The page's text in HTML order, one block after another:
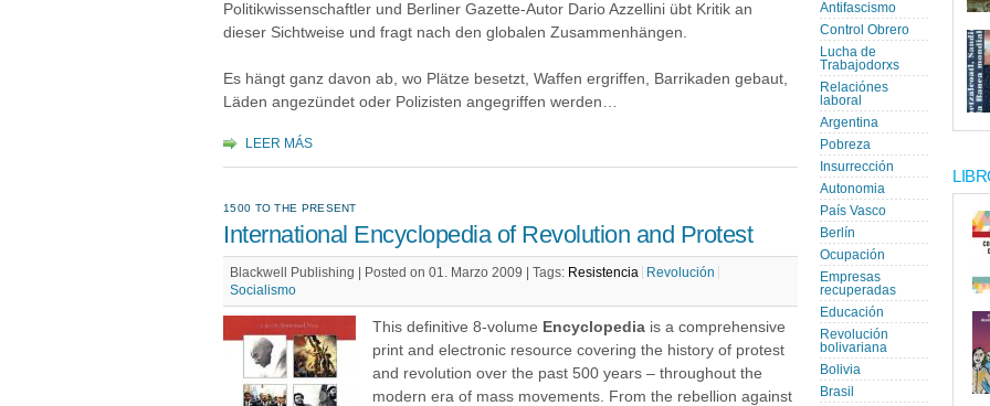
Politikwissenschaftler und Berliner Gazette-Autor Dario Azzellini übt Kritik an
dieser Sichtweise und fragt nach den globalen Zusammenhängen.
Es hängt ganz davon ab, wo Plätze besetzt, Waffen ergriffen, Barrikaden gebaut,
Läden angezündet oder Polizisten angegriffen werden…
LEER MÁS
1500 TO THE PRESENT
International Encyclopedia of Revolution and Protest
Blackwell Publishing | Posted on 01. Marzo 2009 | Tags: Resistencia
Revolución
Socialismo
This definitive 8-volume Encyclopedia is a comprehensive
print and electronic resource covering the history of protest
and revolution over the past 500 years – throughout the
modern era of mass movements. From the rebellion against
Antifascismo
Control Obrero
Lucha de
Trabajodorxs
Relaciónes
laboral
Argentina
Pobreza
Insurrección
Autonomia
País Vasco
Berlín
Ocupación
Empresas
recuperadas
Educación
Revolución
bolivariana
Bolivia
Brasil